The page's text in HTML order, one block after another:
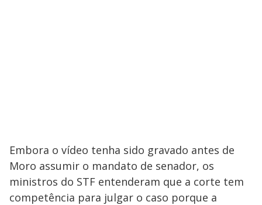
Embora o vídeo tenha sido gravado antes de
Moro assumir o mandato de senador, os
ministros do STF entenderam que a corte tem
competência para julgar o caso porque a